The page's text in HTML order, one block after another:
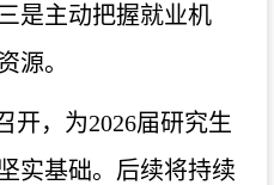
是主动把握就业机
源。
开，为2026届研究生
实基础。 后续将持续